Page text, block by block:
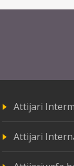
Attijari
Attijari